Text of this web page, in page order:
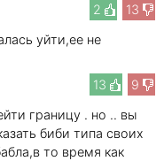
2
13
уйти,ее не
13
9
границу . но .. вы
биби типа своих
то время как